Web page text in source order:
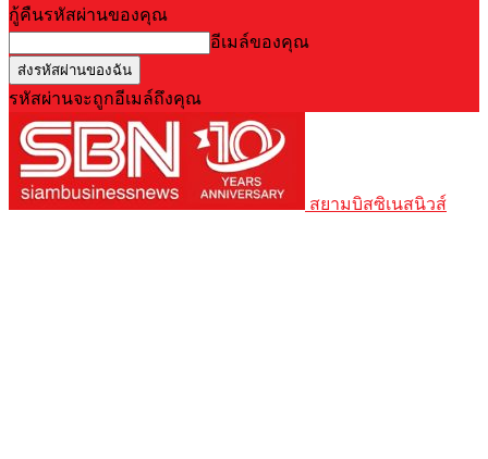
กู้คืนรหัสผ่านของคุณ
อีเมล์ของคุณ
รหัสผ่านจะถูกอีเมล์ถึงคุณ
สยามบิสซิเนสนิวส์